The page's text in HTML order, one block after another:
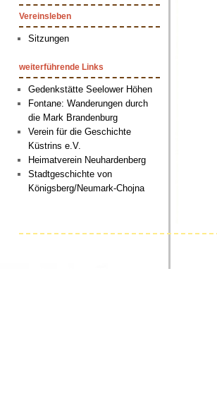
Vereinsleben
Sitzungen
weiterführende Links
Gedenkstätte Seelower Höhen
Fontane: Wanderungen durch
die Mark Brandenburg
Verein für die Geschichte
Küstrins e.V.
Heimatverein Neuhardenberg
Stadtgeschichte von
Königsberg/Neumark-Chojna